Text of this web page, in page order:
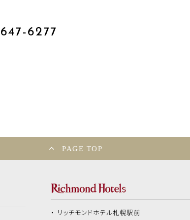
6277
PAGE TOP
リッチモンドホテル札幌駅前